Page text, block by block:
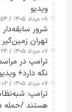
ویدیو
۰۸ مرداد ۱۴۰۵ / ۱۰:۵۴
شرور
تهران
۰۷ مرداد ۱۴۰۵ / ۱۷:۲۴
ترامپ در
نگه دارد+
۰۷ مرداد ۱۴۰۵ / ۱۷:۰۲
ترامپ:
هستند /حمله